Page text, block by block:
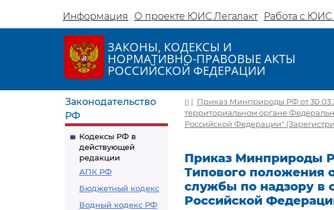
Информация О проекте ЮИС Легалакт Работа с ЮИС
ЗАКОНЫ, КОДЕКСЫ И
НОРМАТИВНО-ПРАВОВЫЕ АКТЫ
РОССИЙСКОЙ ФЕДЕРАЦИИ
Законодательство
РФ
Кодексы РФ в
действующей
редакции
АПК РФ
Бюджетный кодекс
Водный кодекс РФ
| Приказ Минприроды РФ от
территориальном органе
Российской Федерации"
Приказ Минприроды
Типового положения
службы по надзору в
Российской